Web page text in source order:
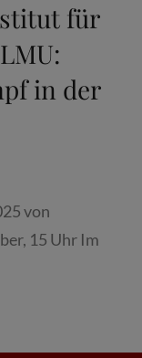
für
in der
von
15 Uhr Im